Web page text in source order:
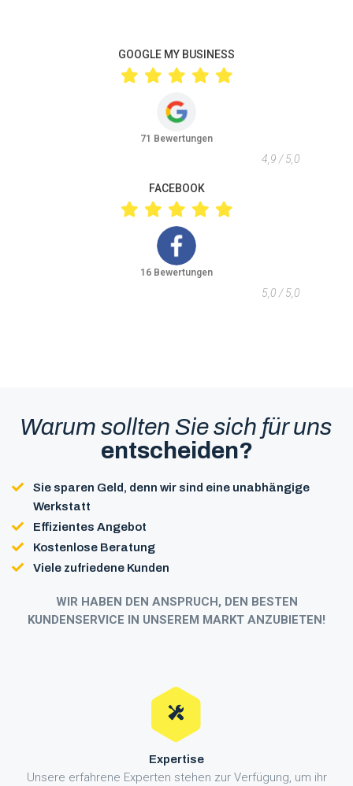
GOOGLE MY BUSINESS
4,9 / 5,0
71 Bewertungen
FACEBOOK
5,0 / 5,0
16 Bewertungen
Warum sollten Sie sich für uns
entscheiden?
Sie sparen Geld, denn wir sind eine unabhängige
Werkstatt
Effizientes Angebot
Kostenlose Beratung
Viele zufriedene Kunden
WIR HABEN DEN ANSPRUCH, DEN BESTEN
KUNDENSERVICE IN UNSEREM MARKT ANZUBIETEN!
Expertise
Unsere erfahrene Experten stehen zur Verfügung, um ihr